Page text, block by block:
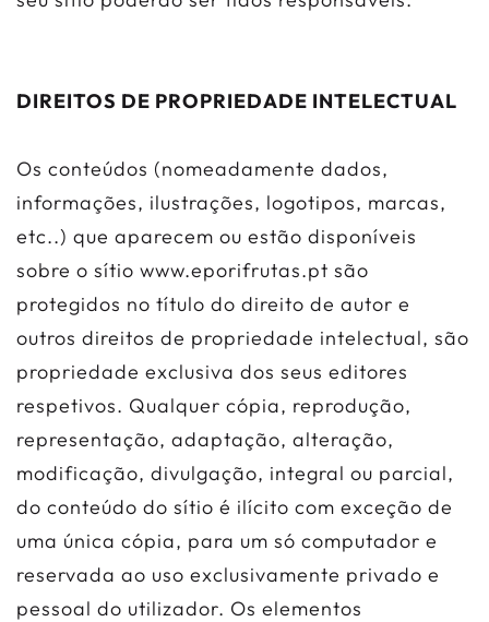
DIREITOS DE PROPRIEDADE INTELECTUAL
Os conteúdos (nomeadamente dados,
informações, ilustrações, logotipos, marcas,
etc..) que aparecem ou estão disponíveis
sobre o sítio www.eporifrutas.pt são
protegidos no título do direito de autor e
outros direitos de propriedade intelectual, são
propriedade exclusiva dos seus editores
respetivos. Qualquer cópia, reprodução,
representação, adaptação, alteração,
modificação, divulgação, integral ou parcial,
do conteúdo do sítio é ilícito com exceção de
uma única cópia, para um só computador e
reservada ao uso exclusivamente privado e
pessoal do utilizador. Os elementos